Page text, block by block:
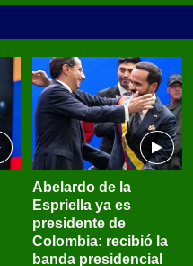
Abelardo de la
Espriella ya es
presidente de
Colombia: recibió la
banda presidencial